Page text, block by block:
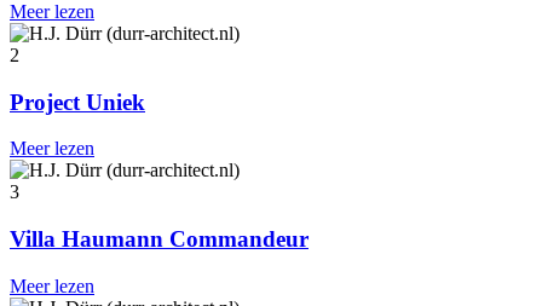
Meer lezen
2
Project Uniek
Meer lezen
3
Villa Haumann Commandeur
Meer lezen